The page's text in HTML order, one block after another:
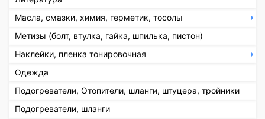
Масла, смазки, химия, герметик, тосолы
Метизы (болт, втулка, гайка, шпилька, пистон)
Наклейки, пленка тонировочная
Одежда
Подогреватели, Отопители, шланги, штуцера, тройники
Подогреватели, шланги